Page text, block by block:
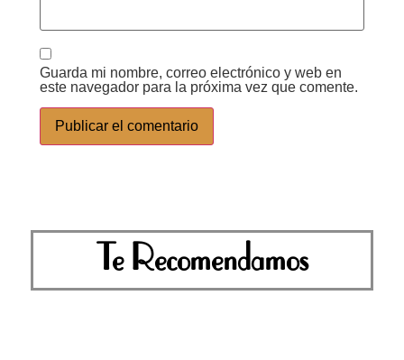
Guarda mi nombre, correo electrónico y web en
este navegador para la próxima vez que comente.
Te Recomendamos